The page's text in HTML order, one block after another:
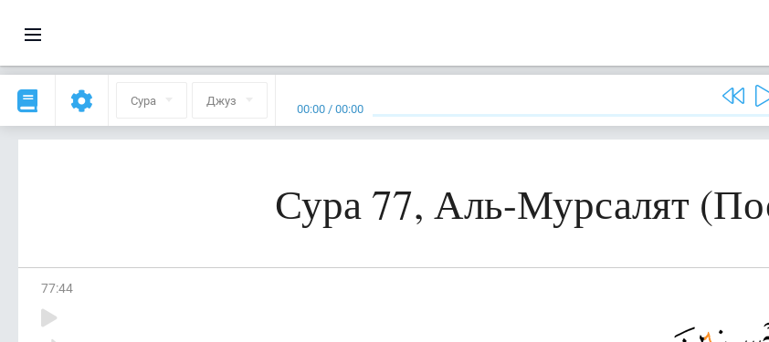
Сура Джуз 00:00 /00:00
Сура 77, Аль-Мурсалят
77:44